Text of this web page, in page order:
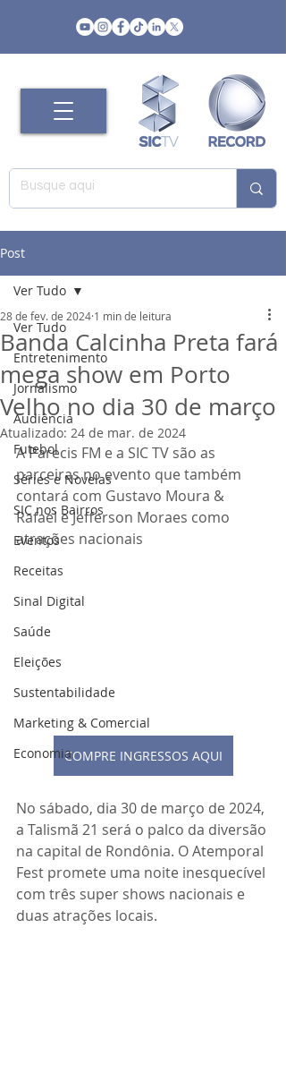
Post
Ver Tudo
Entretenimento
Jornalismo
Audiência
Futebol
Séries e Novelas
SIC nos Bairros
Eventos
Receitas
Sinal Digital
Saúde
Eleições
Sustentabilidade
Marketing & Comercial
Economia
Ver Tudo
Banda Calcinha Preta fará
mega show em Porto
Velho no dia 30 de março
28 de fev. de 2024 1 min de leitura
Atualizado: 24 de mar. de 2024
A Parecis FM e a SIC TV são as
parceiras no evento que também
contará com Gustavo Moura &
Rafael e Jefferson Moraes como
atrações nacionais
COMPRE INGRESSOS AQUI
No sábado, dia 30 de março de 2024,
a Talismã 21 será o palco da diversão
na capital de Rondônia. O Atemporal
Fest promete uma noite inesquecível
com três super shows nacionais e
duas atrações locais.